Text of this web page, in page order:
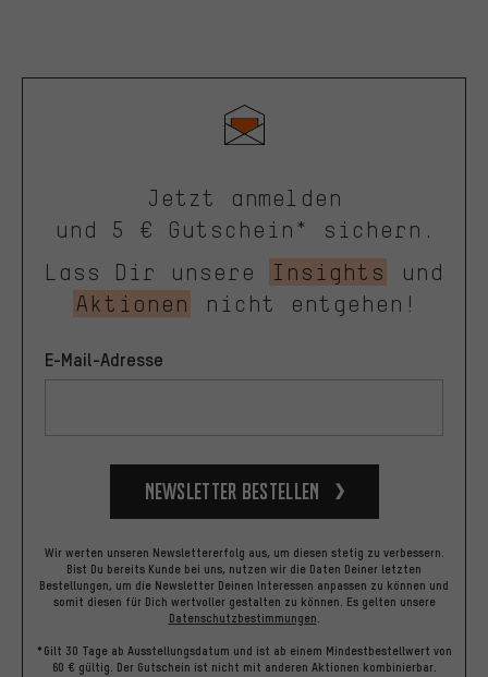
Jetzt anmelden
und 5 € Gutschein* sichern.
Lass Dir unsere
Insights
und
Aktionen
nicht entgehen!
E-Mail-Adresse
Newsletter bestellen
Wir werten unseren Newslettererfolg aus, um diesen stetig zu verbessern.
Bist Du bereits Kunde bei uns, nutzen wir die Daten Deiner letzten
Bestellungen, um die Newsletter Deinen Interessen anpassen zu können und
somit diesen für Dich wertvoller gestalten zu können. Es gelten unsere
Datenschutzbestimmungen.
*Gilt 30 Tage ab Ausstellungsdatum und ist ab einem Mindestbestellwert von
60 € gültig. Der Gutschein ist nicht mit anderen Aktionen kombinierbar.